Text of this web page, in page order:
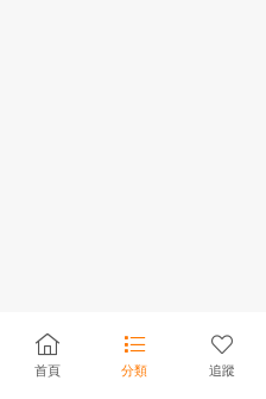
首頁 分類 追蹤